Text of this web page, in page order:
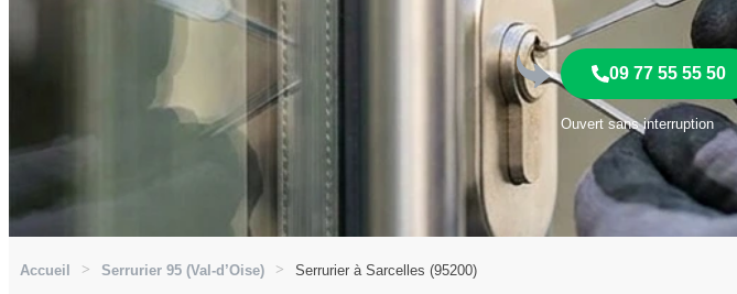
09 77 55 55 50
Ouvert sans interruption
Accueil Serrurier 95 (Val-d’Oise) Serrurier à Sarcelles (95200)